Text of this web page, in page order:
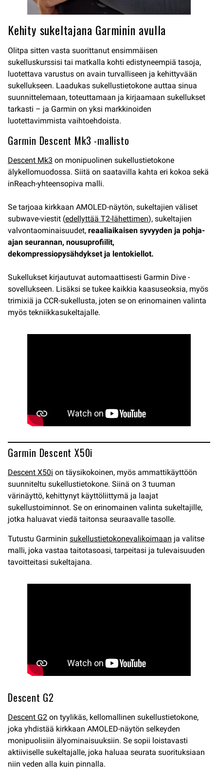
Kehity sukeltajana Garminin avulla
Olitpa sitten vasta suorittanut ensimmäisen
sukelluskurssisi tai matkalla kohti edistyneempiä tasoja,
luotettava varustus on avain turvalliseen ja kehittyvään
sukellukseen. Laadukas sukellustietokone auttaa sinua
suunnittelemaan, toteuttamaan ja kirjaamaan sukellukset
tarkasti – ja Garmin on yksi markkinoiden
luotettavimmista vaihtoehdoista.
Garmin Descent Mk3 -mallisto
Descent Mk3 on monipuolinen sukellustietokone
älykellomuodossa. Siitä on saatavilla kahta eri kokoa sekä
inReach-yhteensopiva malli.
Se tarjoaa kirkkaan AMOLED-näytön, sukeltajien väliset
subwave-viestit (edellyttää T2-lähettimen), sukeltajien
valvontaominaisuudet, reaaliaikaisen syvyyden ja pohja-
ajan seurannan, nousuprofiilit,
dekompressiopysähdykset ja lentokiellot.
Sukellukset kirjautuvat automaattisesti Garmin Dive -
sovellukseen. Lisäksi se tukee kaikkia kaasuseoksia, myös
trimixiä ja CCR-sukellusta, joten se on erinomainen valinta
myös tekniikkasukeltajalle.
Garmin Descent X50i
Descent X50i on täysikokoinen, myös ammattikäyttöön
suunniteltu sukellustietokone. Siinä on 3 tuuman
värinäyttö, kehittynyt käyttöliittymä ja laajat
sukellustoiminnot. Se on erinomainen valinta sukeltajille,
jotka haluavat viedä taitonsa seuraavalle tasolle.
Tutustu Garminin sukellustietokonevalikoimaan ja valitse
malli, joka vastaa taitotasoasi, tarpeitasi ja tulevaisuuden
tavoitteitasi sukeltajana.
Descent G2
Descent G2 on tyylikäs, kellomallinen sukellustietokone,
joka yhdistää kirkkaan AMOLED-näytön selkeyden
monipuolisiin älyominaisuuksiin. Se sopii loistavasti
aktiiviselle sukeltajalle, joka haluaa seurata suorituksiaan
niin veden alla kuin pinnalla.